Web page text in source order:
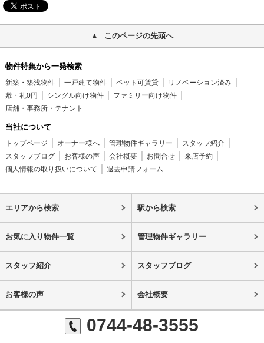
このページの先頭へ
物件特集から一発検索
新築・築浅物件 一戸建て物件 ペット可賃貸
リノベーション済み
敷・礼0円
シングル向け物件
ファミリー向け物件
店舗・事務所・テナント
当社について
トップページ オーナー様へ 管理物件ギャラリー
スタッフ紹介
スタッフブログ
お客様の声 会社概要 お問合せ
来店予約
個人情報の取り扱いについて
退去申請フォーム
エリアから検索 駅から検索
お気に入り物件一覧 管理物件ギャラリー
スタッフ紹介 スタッフブログ
お客様の声 会社概要
0744-48-3555